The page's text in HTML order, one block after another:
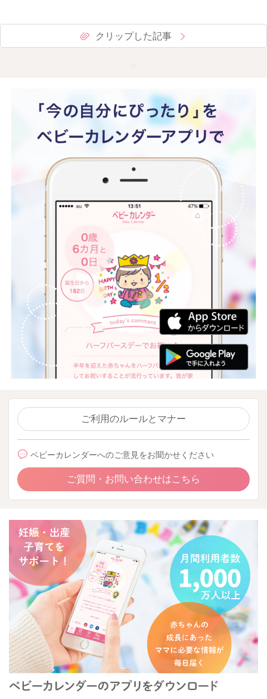
クリップした記事
ご利用のルールとマナー
ベビーカレンダーへのご意見をお聞かせください
ご質問・お問い合わせはこちら